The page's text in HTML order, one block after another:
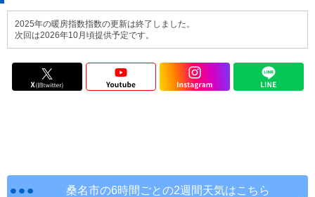
2025年の暖房指数指数の更新は終了しました。
次回は2026年10月頃提供予定です。
桑名市の6時間ごとの2週間天気はこちら